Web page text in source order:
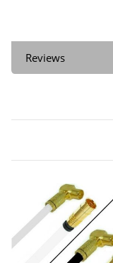
Reviews